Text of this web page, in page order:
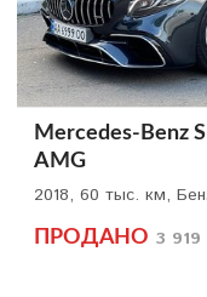
Mercedes-Benz
AMG
2018, 60 тыс. км,
ПРОДАНО 3